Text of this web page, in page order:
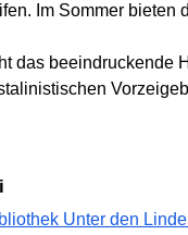
Im Sommer
das beeindruckende
Unter den